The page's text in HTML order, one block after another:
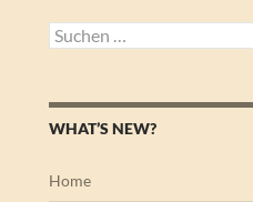
Suchen
nach:
WHAT’S NEW?
Home